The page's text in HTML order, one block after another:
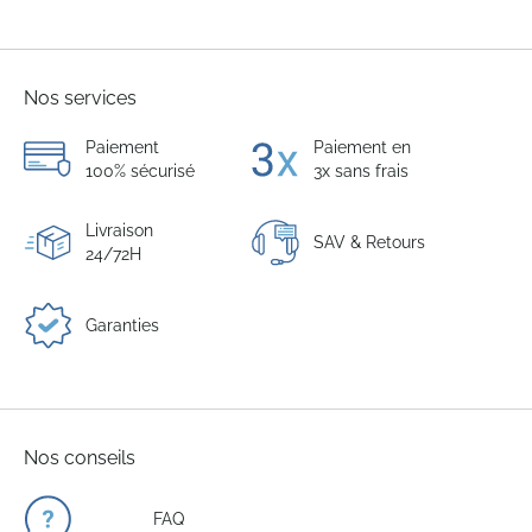
Nos services
Paiement
100% sécurisé
Paiement en
3x sans frais
Livraison
24/72H
SAV & Retours
Garanties
Nos conseils
FAQ